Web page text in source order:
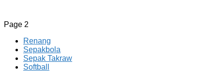
CV JAYA BERSAMA Co Id
Menyediakan Semua Perlengkapan Olahraga Yang
Page 2
Renang
Sepakbola
Sepak Takraw
Softball